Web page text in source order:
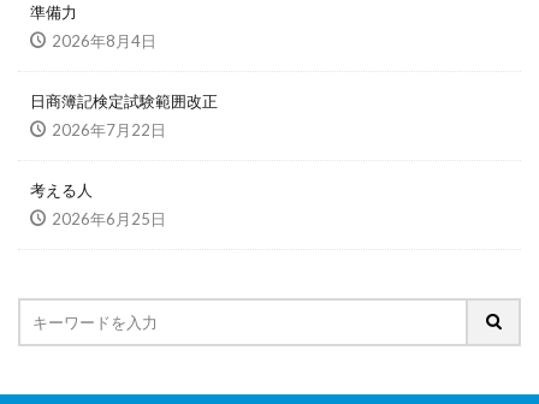
準備力
2026年8月4日
日商簿記検定試験範囲改正
2026年7月22日
考える人
2026年6月25日